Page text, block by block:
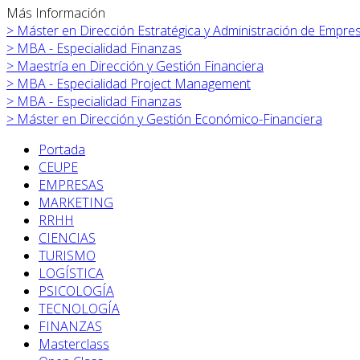
Más Información
> Máster en Dirección Estratégica y Administración de
> MBA - Especialidad Finanzas
> Maestría en Dirección y Gestión Financiera
> MBA - Especialidad Project Management
> MBA - Especialidad Finanzas
> Máster en Dirección y Gestión Económico-Financiera
Portada
CEUPE
EMPRESAS
MARKETING
RRHH
CIENCIAS
TURISMO
LOGÍSTICA
PSICOLOGÍA
TECNOLOGÍA
FINANZAS
Masterclass